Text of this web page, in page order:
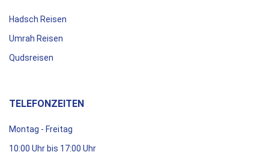
Hadsch Reisen
Umrah Reisen
Qudsreisen
TELEFONZEITEN
Montag - Freitag
10:00 Uhr bis 17:00 Uhr